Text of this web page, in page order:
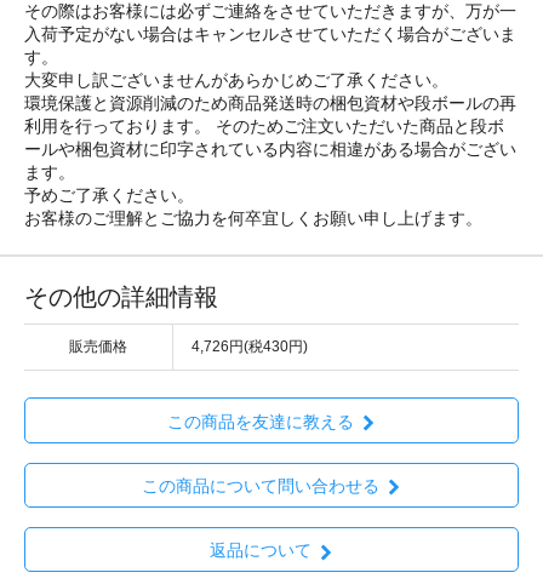
その際はお客様には必ずご連絡をさせていただきますが、万が一
入荷予定がない場合はキャンセルさせていただく場合がございま
す。
大変申し訳ございませんがあらかじめご了承ください。
環境保護と資源削減のため商品発送時の梱包資材や段ボールの再
利用を行っております。 そのためご注文いただいた商品と段ボ
ールや梱包資材に印字されている内容に相違がある場合がござい
ます。
予めご了承ください。
お客様のご理解とご協力を何卒宜しくお願い申し上げます。
その他の詳細情報
販売価格 4,726円(税430円)
この商品を友達に教える
この商品について問い合わせる
返品について